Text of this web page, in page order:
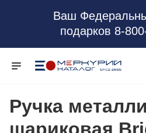
Ваш
подарков 8-
Ручка